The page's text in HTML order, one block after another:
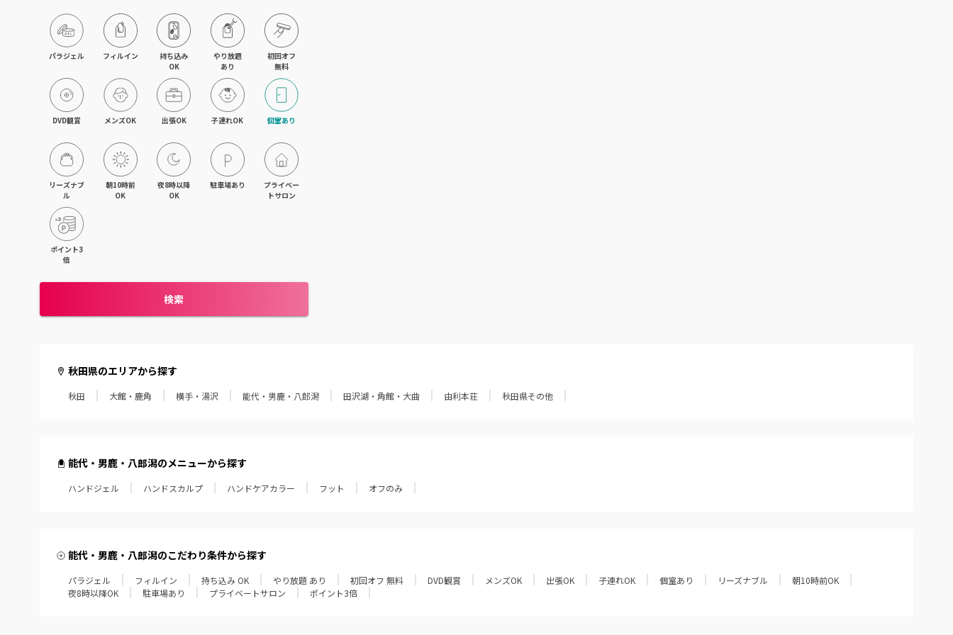
パラジェル フィルイン
持ち込み
OK
やり放題
あり
初回オフ
無料
DVD観賞 メンズOK 出張OK 子連れOK 個室あり
リーズナブ
ル
朝10時前
OK
夜8時以降
OK
駐車場あり
プライベー
トサロン
ポイント3
倍
検索
秋田県のエリアから探す
秋田 大館・鹿角 横手・湯沢 能代・男鹿・八郎潟 田沢湖・角館・大曲 由利本荘 秋田県その他
能代・男鹿・八郎潟のメニューから探す
ハンドジェル ハンドスカルプ ハンドケアカラー フット オフのみ
能代・男鹿・八郎潟のこだわり条件から探す
パラジェル フィルイン 持ち込み OK やり放題 あり 初回オフ 無料 DVD観賞 メンズOK 出張OK 子連れOK 個室あり リーズナブル
朝10時前OK
夜8時以降OK
駐車場あり プライベートサロン ポイント3倍